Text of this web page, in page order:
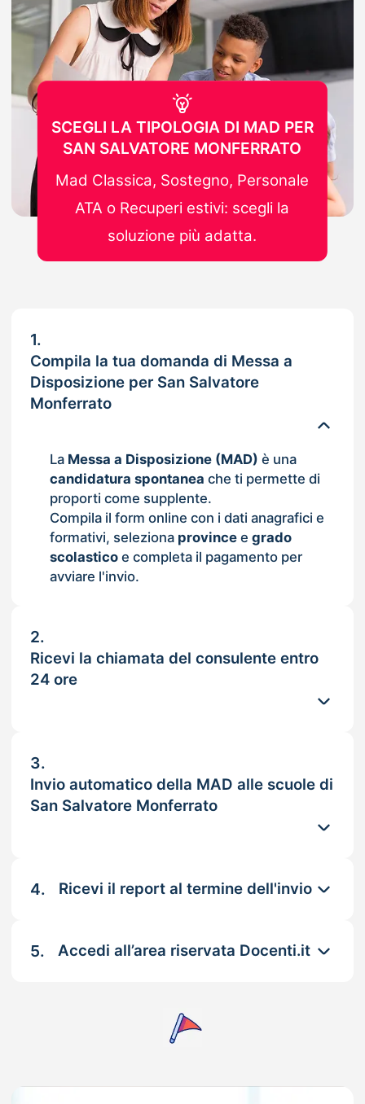
1.
Compila la tua domanda di Messa a
Disposizione per San Salvatore
Monferrato
La Messa a Disposizione (MAD) è una
candidatura spontanea che ti permette di
proporti come supplente.
Compila il form online con i dati anagrafici e
formativi, seleziona provincee grado
scolasticoe completa il pagamento per
avviare l'invio.
2.
Ricevi la chiamata del consulente entro
24 ore
3.
Invio automatico della MAD alle scuole di
San Salvatore Monferrato
4. Ricevi il report al termine dell'invio
5. Accedi all’area riservata Docenti.it
SCEGLI LA TIPOLOGIA DI MAD PER
SAN SALVATORE MONFERRATO
Mad Classica, Sostegno, Personale
ATA o Recuperi estivi: scegli la
soluzione più adatta.